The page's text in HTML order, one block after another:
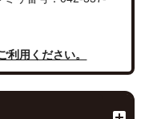
利用ください。